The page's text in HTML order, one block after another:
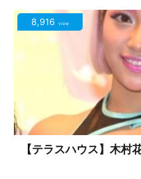
8,916 view
【テラスハウス】木村